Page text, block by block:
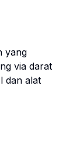
yang
via darat
dan alat